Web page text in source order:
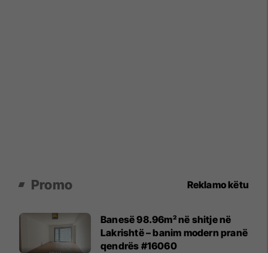
Promo Reklamo këtu
Banesë 98.96m² në shitje në
Lakrishtë – banim modern pranë
qendrës #16060